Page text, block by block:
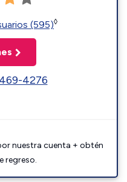
(595)◊
4276
nuestra cuenta + obtén
regreso.